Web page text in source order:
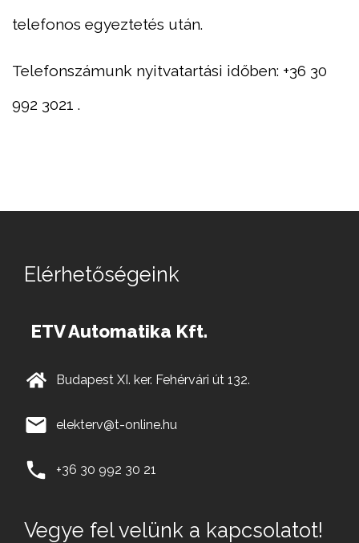
telefonos egyeztetés után.
Telefonszámunk nyitvatartási időben: +36 30
992 3021 .
Elérhetőségeink
ETV Automatika Kft.
Budapest XI. ker. Fehérvári út 132.
elekterv@t-online.hu
+36 30 992 30 21
Vegye fel velünk a kapcsolatot!